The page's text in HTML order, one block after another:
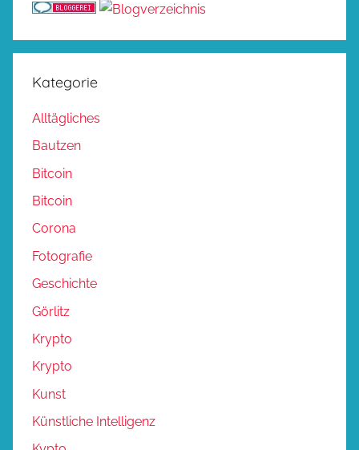
Kategorie
Alltägliches
Bautzen
Bitcoin
Bitcoin
Corona
Fotografie
Geschichte
Görlitz
Krypto
Krypto
Kunst
Künstliche Intelligenz